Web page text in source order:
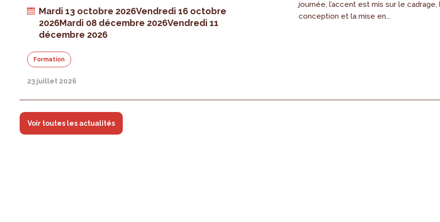
Mardi 13 octobre 2026Vendredi 16 octobre
2026Mardi 08 décembre 2026Vendredi 11
décembre 2026
Formation
23 juillet 2026
journée, l’accent est mis sur le cadrage,
conception et la mise en...
Voir toutes les actualités